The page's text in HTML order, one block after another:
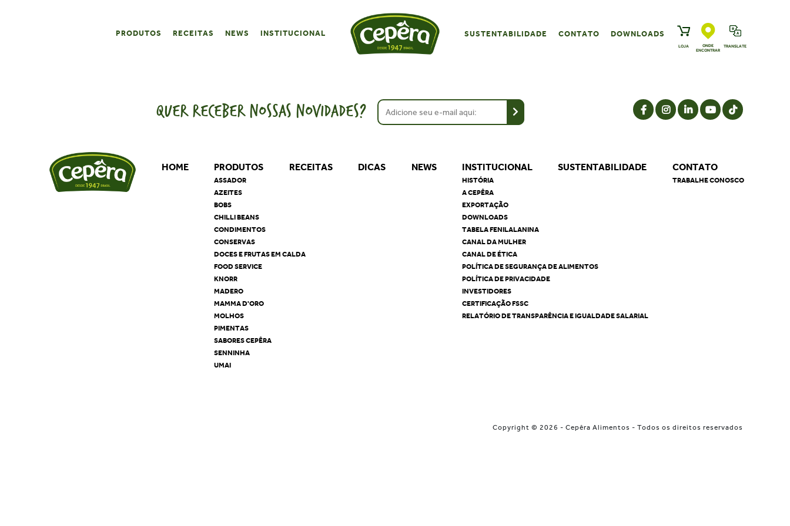
PRODUTOS RECEITAS NEWS INSTITUCIONAL SUSTENTABILIDADE CONTATO DOWNLOADS
LOJA
ONDE
ENCONTRAR
TRANSLATE
QUER RECEBER NOSSAS NOVIDADES?
HOME PRODUTOS
ASSADOR
AZEITES
BOBS
CHILLI BEANS
CONDIMENTOS
CONSERVAS
DOCES E FRUTAS EM CALDA
FOOD SERVICE
KNORR
MADERO
MAMMA D'ORO
MOLHOS
PIMENTAS
SABORES CEPÊRA
SENNINHA
UMAI
RECEITAS DICAS NEWS INSTITUCIONAL
HISTÓRIA
A CEPÊRA
EXPORTAÇÃO
DOWNLOADS
TABELA FENILALANINA
CANAL DA MULHER
CANAL DE ÉTICA
POLÍTICA DE SEGURANÇA DE ALIMENTOS
POLÍTICA DE PRIVACIDADE
INVESTIDORES
CERTIFICAÇÃO FSSC
RELATÓRIO DE TRANSPARÊNCIA E IGUALDADE SALARIAL
SUSTENTABILIDADE CONTATO
TRABALHE CONOSCO
Copyright © 2026 - Cepêra Alimentos - Todos os direitos reservados